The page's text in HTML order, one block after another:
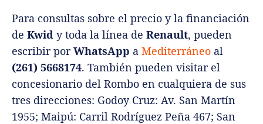
Para consultas sobre el precio y la financiación
de Kwid y toda la línea de Renault, pueden
escribir porWhatsApp a Mediterráneo al
(261) 5668174. También pueden visitar el
concesionario del Rombo en cualquiera de sus
tres direcciones: Godoy Cruz: Av. San Martín
1955; Maipú: Carril Rodríguez Peña 467; San